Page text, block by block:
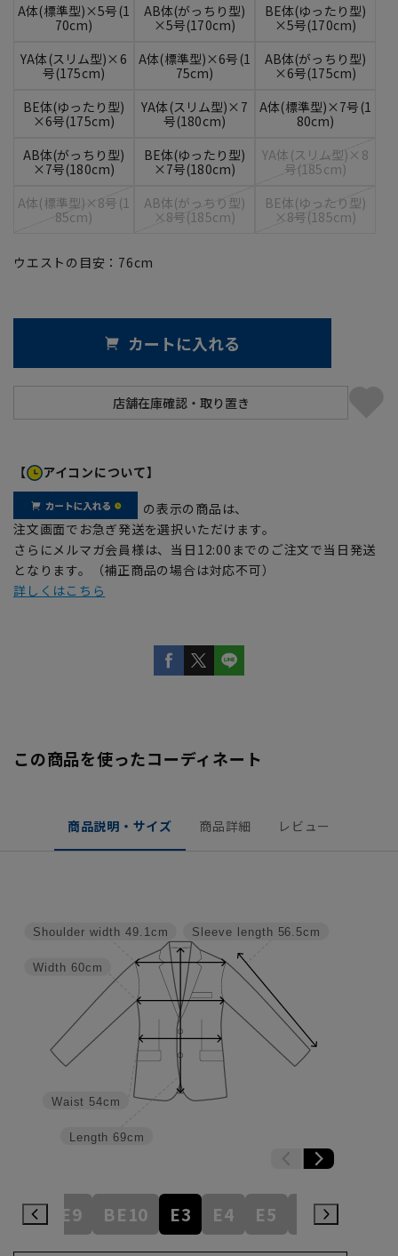
A体(標準型)×5号(1
70cm)
AB体(がっちり型)
×5号(170cm)
BE体(ゆったり型)
×5号(170cm)
YA体(スリム型)×6
号(175cm)
A体(標準型)×6号(1
75cm)
AB体(がっちり型)
×6号(175cm)
BE体(ゆったり型)
×6号(175cm)
YA体(スリム型)×7
号(180cm)
A体(標準型)×7号(1
80cm)
AB体(がっちり型)
×7号(180cm)
BE体(ゆったり型)
×7号(180cm)
YA体(スリム型)×8
号(185cm)
A体(標準型)×8号(1
85cm)
AB体(がっちり型)
×8号(185cm)
BE体(ゆったり型)
×8号(185cm)
ウエストの目安： 76cm
カートに入れる
【 アイコンについて】
の表示の商品は、
注文画面でお急ぎ発送を選択いただけます。
さらにメルマガ会員様は、当日12:00までのご注文で当日発送
となります。（補正商品の場合は対応不可）
詳しくはこちら
この商品を使ったコーディネート
商品説明・サイズ 商品詳細 レビュー
Sleeve length 56.5cm
Length 69cm
Waist 54cm
Width 60cm
Shoulder width 49.1cm
BE9 BE10 E3 E4 E5 E6